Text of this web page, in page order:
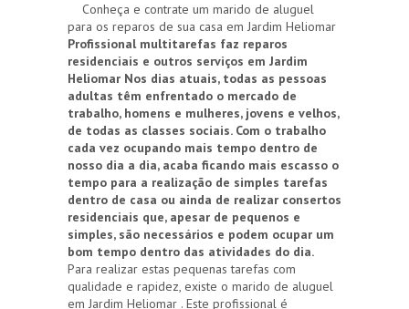
Conheça e contrate um marido de aluguel
para os reparos de sua casa em Jardim Heliomar
Profissional multitarefas faz reparos
residenciais e outros serviços em Jardim
Heliomar Nos dias atuais, todas as pessoas
adultas têm enfrentado o mercado de
trabalho, homens e mulheres, jovens e velhos,
de todas as classes sociais. Com o trabalho
cada vez ocupando mais tempo dentro de
nosso dia a dia, acaba ficando mais escasso o
tempo para a realização de simples tarefas
dentro de casa ou ainda de realizar consertos
residenciais que, apesar de pequenos e
simples, são necessários e podem ocupar um
bom tempo dentro das atividades do dia.
Para realizar estas pequenas tarefas com
qualidade e rapidez, existe o marido de aluguel
em Jardim Heliomar . Este profissional é